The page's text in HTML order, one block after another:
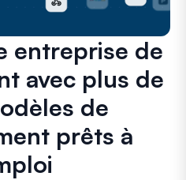
entreprise de
avec plus de
de
prêts à